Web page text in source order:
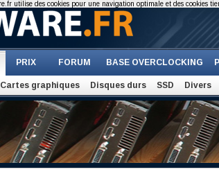
PRIX FORUM BASE OVERCLOCKING
Cartes graphiques Disques durs SSD Divers
utilise des cookies pour une navigation optimale et des cookies